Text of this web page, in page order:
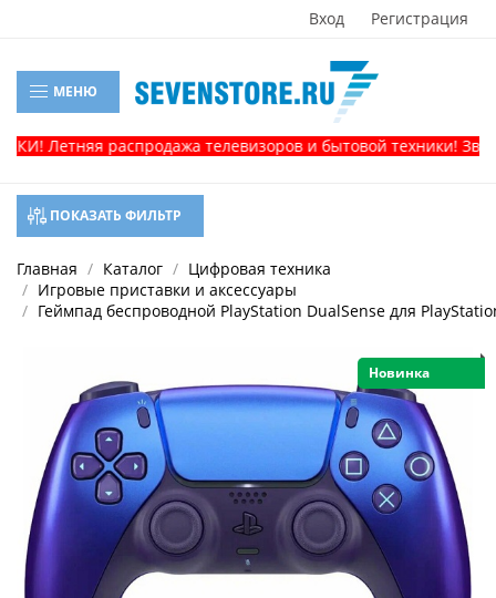
Вход Регистрация
МЕНЮ
распродажа телевизоров и бытовой техники!
ПОКАЗАТЬ ФИЛЬТР
Главная Каталог
Цифровая техника
Игровые приставки и аксессуары
Геймпад беспроводной PlayStation DualSense для
Новинка